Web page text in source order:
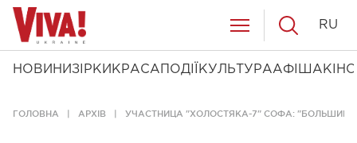
НОВИНИ ЗІРКИ КРАСА ПОДІЇ КУЛЬТУРААФІША КІНО
RU
ГОЛОВНА АРХІВ УЧАСТНИЦА "ХОЛОСТЯКА-7" СОФА: